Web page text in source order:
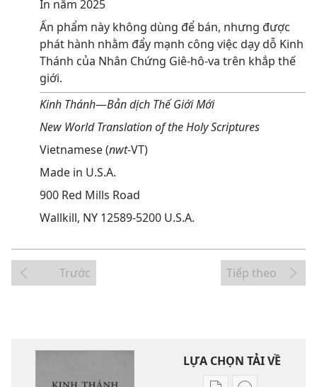
In năm 2025
Ấn phẩm này không dùng để bán, nhưng được
phát hành nhằm đẩy mạnh công việc dạy dỗ Kinh
Thánh của Nhân Chứng Giê-hô-va trên khắp thế
giới.
Kinh Thánh—Bản dịch Thế Giới Mới
New World Translation of the Holy Scriptures
Vietnamese (nwt-VT)
Made in U.S.A.
900 Red Mills Road
Wallkill, NY 12589-5200 U.S.A.
Trước Tiếp theo
LỰA CHỌN TẢI VỀ